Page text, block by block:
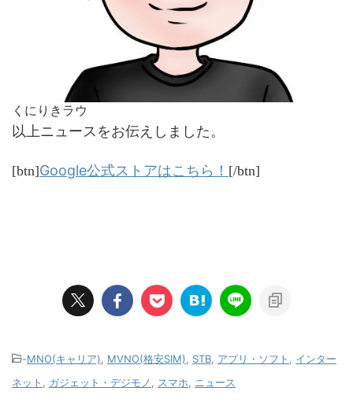
くにりきラウ
以上ニュースをお伝えしました。
[btn]Google公式ストアはこちら！ [/btn]
-MNO(キャリア), MVNO(格安SIM), STB, アプリ・ソフト , インター
ネット , ガジェット・デジモノ, スマホ, ニュース